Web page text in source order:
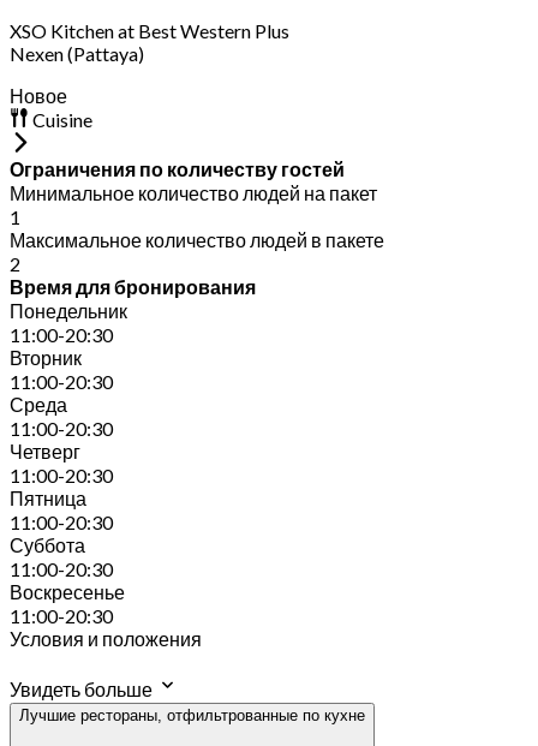
XSO Kitchen at Best Western Plus
Nexen (Pattaya)
Новое
Cuisine
Ограничения по количеству гостей
Минимальное количество людей на пакет
1
Максимальное количество людей в пакете
2
Время для бронирования
Понедельник
11:00-20:30
Вторник
11:00-20:30
Среда
11:00-20:30
Четверг
11:00-20:30
Пятница
11:00-20:30
Суббота
11:00-20:30
Воскресенье
11:00-20:30
Условия и положения
Увидеть больше
Лучшие рестораны, отфильтрованные по кухне